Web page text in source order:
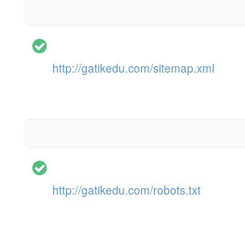
http://gatikedu.com/sitemap.xml
http://gatikedu.com/robots.txt